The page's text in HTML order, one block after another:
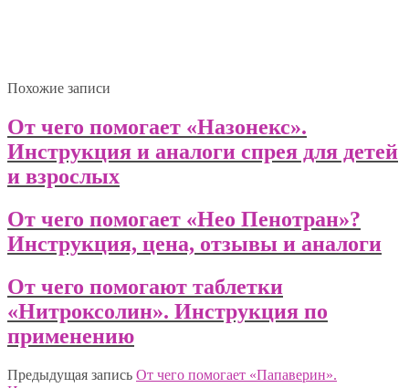
Похожие записи
От чего помогает «Назонекс».
Инструкция и аналоги спрея для детей
и взрослых
От чего помогает «Нео Пенотран»?
Инструкция, цена, отзывы и аналоги
От чего помогают таблетки
«Нитроксолин». Инструкция по
применению
Предыдущая запись От чего помогает «Папаверин».